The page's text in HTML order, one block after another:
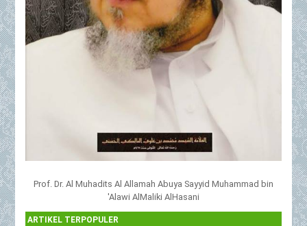
Prof. Dr. Al Muhadits Al Allamah Abuya Sayyid Muhammad bin
'Alawi AlMaliki AlHasani
ARTIKEL TERPOPULER